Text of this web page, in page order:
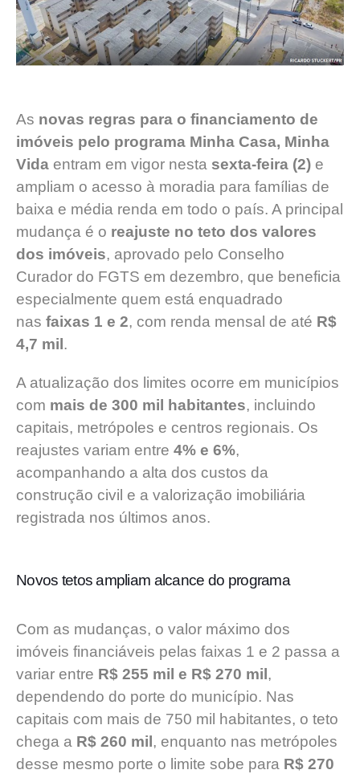
As novas regras para o financiamento de
imóveis pelo programa Minha Casa, Minha
Vida entram em vigor nesta sexta-feira (2) e
ampliam o acesso à moradia para famílias de
baixa e média renda em todo o país. A principal
mudança é o reajuste no teto dos valores
dos imóveis, aprovado pelo Conselho
Curador do FGTS em dezembro, que beneficia
especialmente quem está enquadrado
nas faixas 1 e 2, com renda mensal de até R$
4,7 mil .
A atualização dos limites ocorre em municípios
com mais de 300 mil habitantes, incluindo
capitais, metrópoles e centros regionais. Os
reajustes variam entre 4% e 6%,
acompanhando a alta dos custos da
construção civil e a valorização imobiliária
registrada nos últimos anos.
Novos tetos ampliam alcance do programa
Com as mudanças, o valor máximo dos
imóveis financiáveis pelas faixas 1 e 2 passa a
variar entre R$ 255 mil e R$ 270 mil ,
dependendo do porte do município. Nas
capitais com mais de 750 mil habitantes, o teto
chega a R$ 260 mil , enquanto nas metrópoles
desse mesmo porte o limite sobe para R$ 270